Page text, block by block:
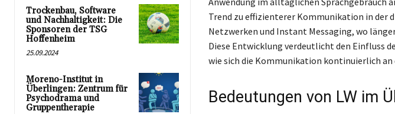
Trockenbau, Software
und Nachhaltigkeit: Die
Sponsoren der TSG
Hoffenheim
25.09.2024
Moreno-Institut in
Überlingen: Zentrum für
Psychodrama und
Gruppentherapie
Trend zu effizienterer Kommunikation in der
Netzwerken und Instant Messaging, wo
Diese Entwicklung verdeutlicht den Einfluss
wie sich die Kommunikation kontinuierlich an
Bedeutungen von LW im